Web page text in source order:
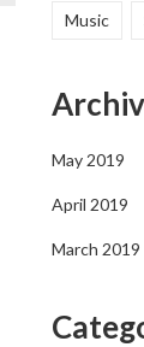
Music
May 2019
April 2019
March 2019